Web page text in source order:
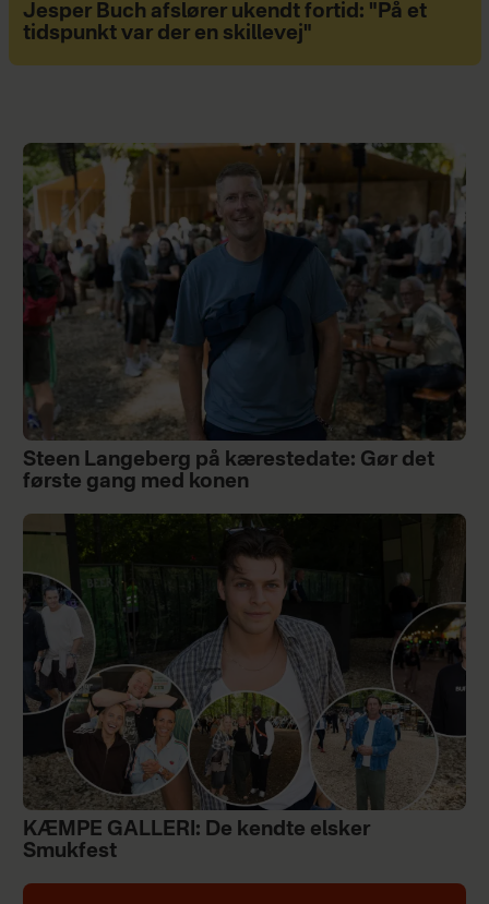
Jesper Buch afslører ukendt fortid: "På et
tidspunkt var der en skillevej"
Steen Langeberg på kærestedate: Gør det
første gang med konen
KÆMPE GALLERI: De kendte elsker
Smukfest